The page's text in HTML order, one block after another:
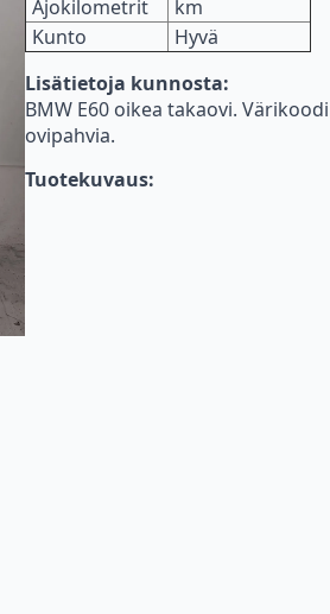
Ajokilometrit
km
Kunto
Hyvä
Lisätietoja kunnosta:
BMW E60 oikea takaovi.
ovipahvia.
Tuotekuvaus: